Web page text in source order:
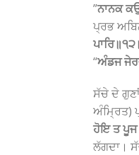
”ਨਾਨਕ
ਪ੍ਰਭ
“ਅੰਡਜ
ਸੱਚੇ ਦੇ
ਅੰਮ੍ਰਿਤ)
ਹੋਇ ਤ ਪੂਜ
ਲੱਗਦਾ।